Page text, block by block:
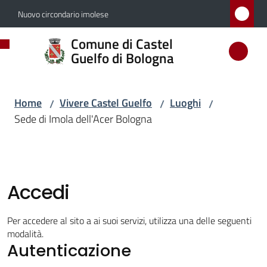
Vai al contenuto
Vai alla navigazione
Vai al footer
Nuovo circondario imolese
Comune di Castel
Guelfo di Bologna
Comune
di
di
Bologna
Amministrazione
Novità
Servizi
Home / Vivere Castel Guelfo / Luoghi /
Sede di Imola dell'Acer Bologna
Accedi
Per accedere al sito a ai suoi servizi, utilizza una delle seguenti
modalità.
Autenticazione